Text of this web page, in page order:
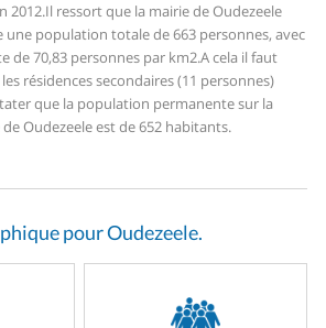
2012.Il ressort que la mairie de Oudezeele
une population totale de 663 personnes, avec
de 70,83 personnes par km2.A cela il faut
résidences secondaires (11 personnes)
que la population permanente sur la
Oudezeele est de 652 habitants.
pour Oudezeele.